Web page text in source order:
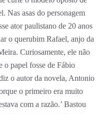
Nas asas do personagem
ator paulistano de 20 anos
o querubim Rafael, anjo da
Curiosamente, ele não
o papel fosse de Fábio
o autor da novela, Antonio
o primeiro era muito
com a razão.’ Bastou